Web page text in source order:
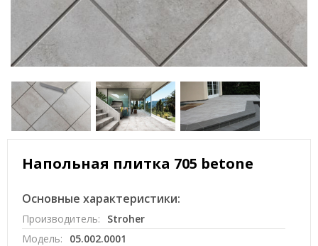
Напольная плитка 705 betone
Основные характеристики:
Производитель:
Stroher
Модель:
05.002.0001